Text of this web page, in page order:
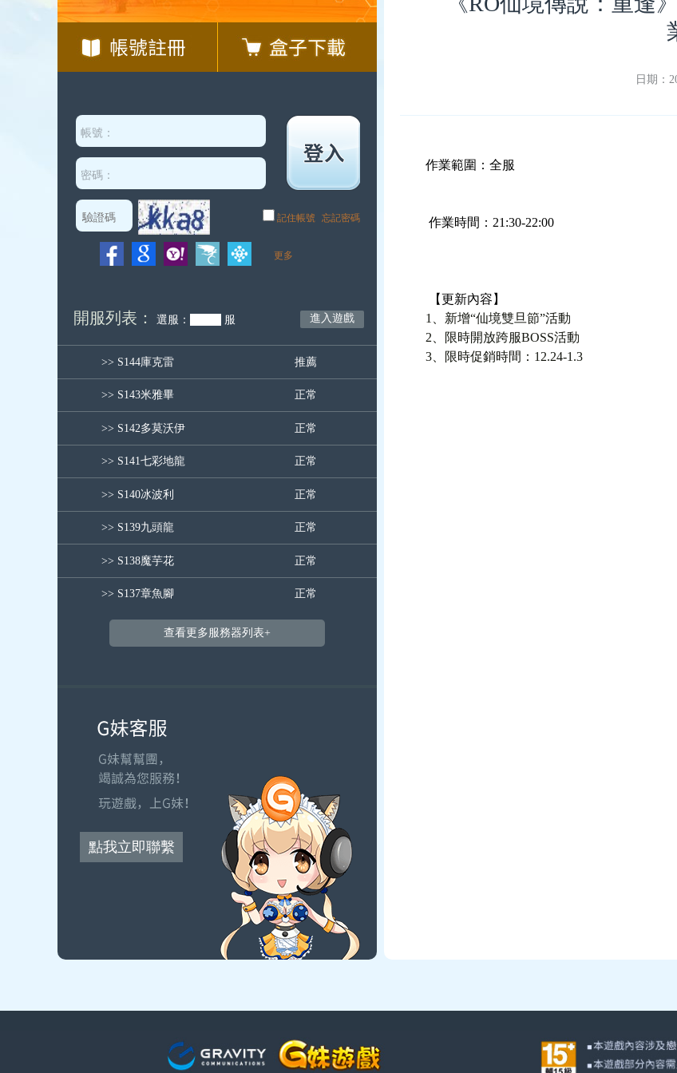
開服列表： 選服： 服 進入遊戲
推薦
>> S144庫克雷
正常
>> S143米雅畢
正常
>> S142多莫沃伊
正常
>> S141七彩地龍
正常
>> S140冰波利
正常
>> S139九頭龍
正常
>> S138魔芋花
正常
>> S137章魚腳
查看更多服務器列表+
點我立即聯繫
日期：
作業範圍：全服
作業時間：21:30-22:00
【更新內容】
1、新增“仙境雙旦節”活動
2、限時開放跨服BOSS活動
3、限時促銷時間：12.24-1.3